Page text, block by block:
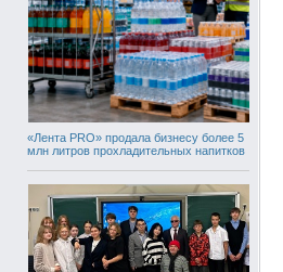
«Лента PRO» продала бизнесу более 5
млн литров прохладительных напитков